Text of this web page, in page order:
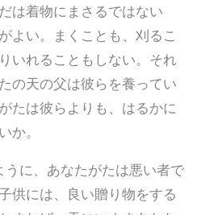
は着物にまさるではない
よい。まくことも、刈るこ
いれることもしない。それ
の天の父は彼らを養ってい
たは彼らよりも、はるかに
か。
うに、あなたがたは悪い者で
供には、良い贈り物をする